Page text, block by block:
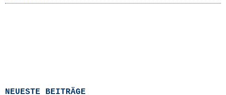
NEUESTE BEITRÄGE